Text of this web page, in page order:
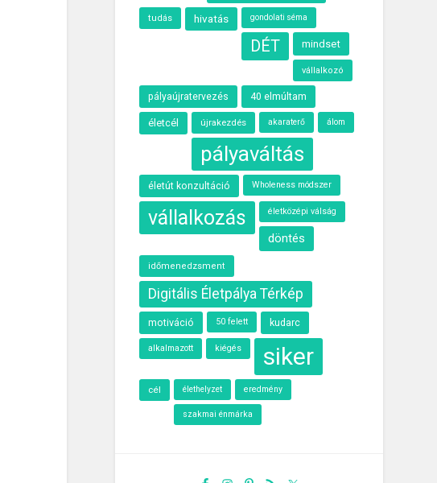
tudás hivatás gondolati séma
DÉT mindset
vállalkozó
pályaújratervezés 40 elmúltam
életcél újrakezdés akaraterő álom
pályaváltás
életút konzultáció Wholeness módszer
vállalkozás életközépi válság
döntés
időmenedzsment
Digitális Életpálya Térkép
motiváció 50 felett kudarc
alkalmazott kiégés siker
cél élethelyzet eredmény
szakmai énmárka